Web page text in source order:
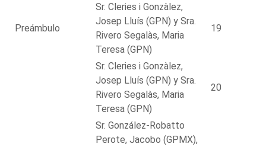
Preámbulo
Sr. Cleries i Gonzàlez,
Josep Lluís (GPN) y Sra.
Rivero Segalàs, Maria
Teresa (GPN)
19
Sr. Cleries i Gonzàlez,
Josep Lluís (GPN) y Sra.
Rivero Segalàs, Maria
Teresa (GPN)
20
Sr. González-Robatto
Perote, Jacobo (GPMX),